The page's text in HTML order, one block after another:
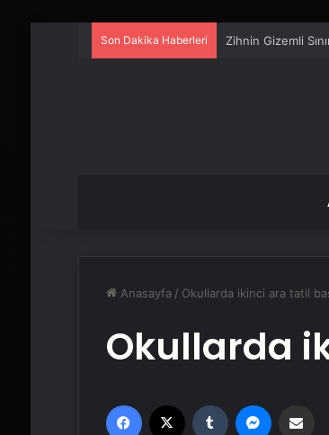
Son Dakika Haberleri Zihnin Gizemli
Anasayfa / Okullarda ikinci ara tatil
Okullarda
Facebook Tumblr